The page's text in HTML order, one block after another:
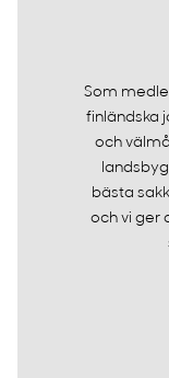
Som
finländska
och
bästa
och vi ger